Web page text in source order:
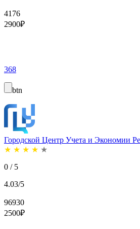
4176
2900₽
368
btn
Городской Центр Учета и Экономии
★ ★ ★ ★ ★
0 / 5
4.03/5
96930
2500₽